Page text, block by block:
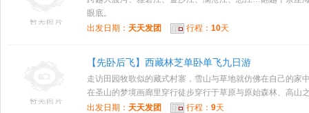
眼底。
出发日期： 天天发团 行程： 10天
【先卧后飞】西藏林芝单卧单飞九日游
走访田园牧歌似的藏式村寨，雪山与草地就仿佛在自己的家
在圣山的梦境画廊里穿行徒步穿行于草原与原始森林、高山
出发日期： 天天发团 行程： 9天